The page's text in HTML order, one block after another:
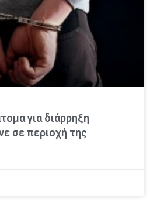
για διάρρηξη
σε περιοχή της